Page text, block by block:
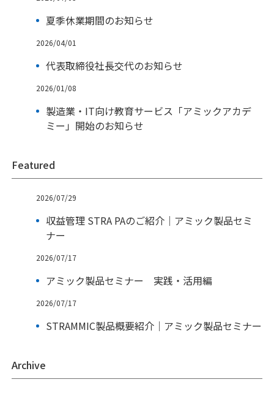
夏季休業期間のお知らせ
2026/04/01
代表取締役社長交代のお知らせ
2026/01/08
製造業・IT向け教育サービス「アミックアカデ
ミー」開始のお知らせ
Featured
2026/07/29
収益管理 STRA PAのご紹介｜アミック製品セミ
ナー
2026/07/17
アミック製品セミナー 実践・活用編
2026/07/17
STRAMMIC製品概要紹介｜アミック製品セミナー
Archive